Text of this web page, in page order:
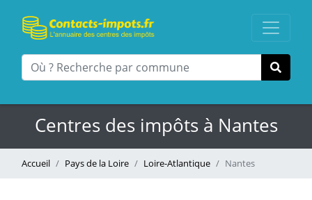
Centres des impôts à Nantes
Accueil Pays de la Loire Loire-Atlantique Nantes